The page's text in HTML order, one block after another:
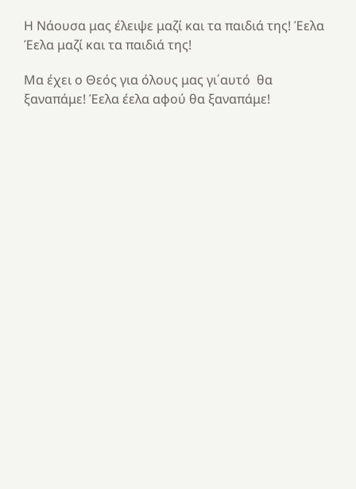
Η Νάουσα μας έλειψε μαζί και τα παιδιά της! Έελα
Έελα μαζί και τα παιδιά της!
Μα έχει ο Θεός για όλους μας γι΄αυτό θα
ξαναπάμε! Έελα έελα αφού θα ξαναπάμε!